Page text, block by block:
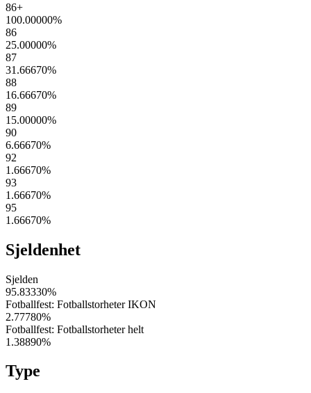
86+
100.00000%
86
25.00000%
87
31.66670%
88
16.66670%
89
15.00000%
90
6.66670%
92
1.66670%
93
1.66670%
95
1.66670%
Sjeldenhet
Sjelden
95.83330%
Fotballfest: Fotballstorheter IKON
2.77780%
Fotballfest: Fotballstorheter helt
1.38890%
Type